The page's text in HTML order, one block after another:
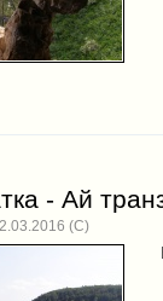
- Ай